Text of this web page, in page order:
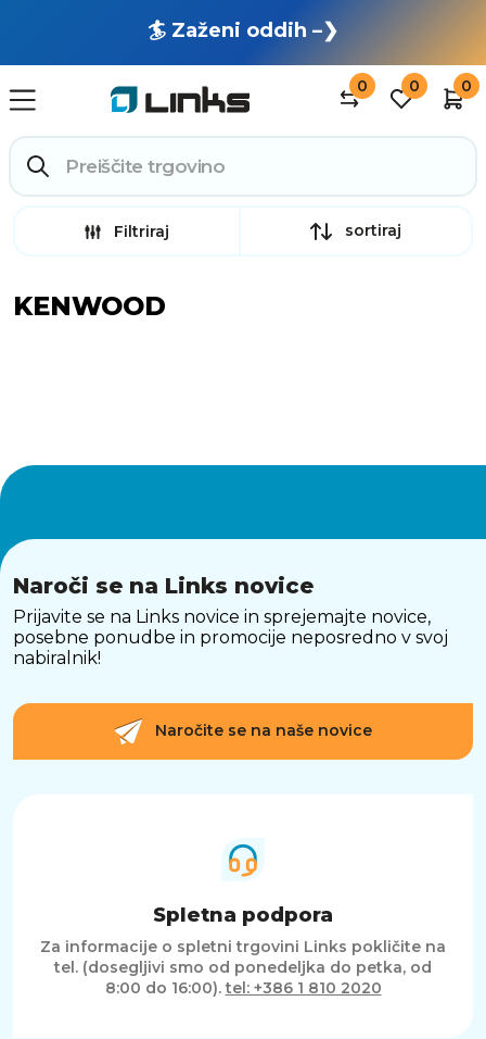
🏄 Zaženi oddih –❯
0 0 0
Filtriraj sortiraj
KENWOOD
Naroči se na Links novice
Prijavite se na Links novice in sprejemajte novice,
posebne ponudbe in promocije neposredno v svoj
nabiralnik!
Naročite se na naše novice
Spletna podpora
Za informacije o spletni trgovini Links pokličite na
tel. (dosegljivi smo od ponedeljka do petka, od
8:00 do 16:00).tel: +386 1 810 2020